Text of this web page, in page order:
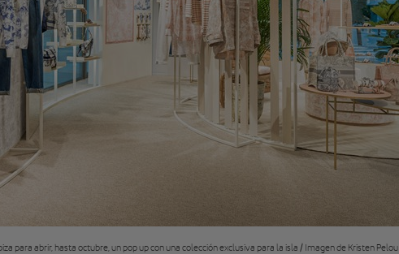
para abrir, hasta octubre, un pop up con una colección exclusiva para la isla / Imagen de Kristen Pelou